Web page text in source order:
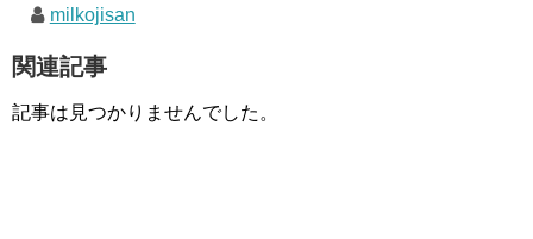
milkojisan
関連記事
記事は見つかりませんでした。